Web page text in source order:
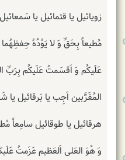
زویائیل یا قتمائیل یا
مُطیعاً بِحَقِّ وَ لا یَوُدُهُ
عَلَیکُم وَ اَقسَمتُ عَلَیکُم بِرَبِّ
المُقَرَّبین اَجِب یا بَرقائیل یا
هرقائیل یا طوقائیل سامِعاً
وَ هُوَ العَلی اَلعَظیم عَزَمتُ